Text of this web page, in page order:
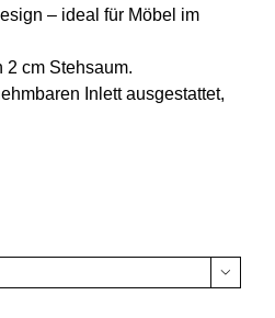
– ideal für Möbel im
2 cm Stehsaum.
Inlett ausgestattet,
